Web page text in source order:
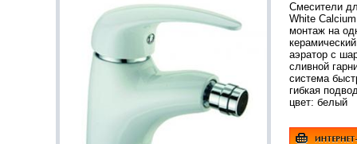
Смесители
White
монтаж на
аэратор с
сливной
система
гибкая
цвет: белый